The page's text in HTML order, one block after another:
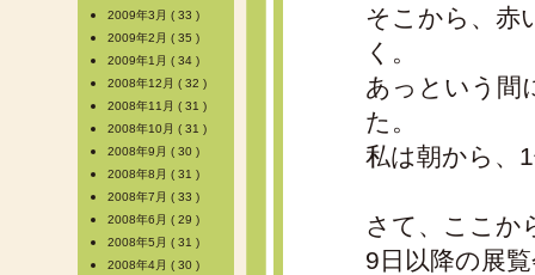
そこから、赤
く。
あっという間
た。
私は朝から、
さて、ここか
9日以降の展
2009年3月 ( 33 )
2009年2月 ( 35 )
2009年1月 ( 34 )
2008年12月 ( 32 )
2008年11月 ( 31 )
2008年10月 ( 31 )
2008年9月 ( 30 )
2008年8月 ( 31 )
2008年7月 ( 33 )
2008年6月 ( 29 )
2008年5月 ( 31 )
2008年4月 ( 30 )